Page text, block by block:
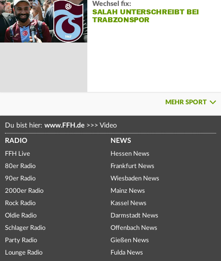
Wechsel fix:
SALAH UNTERSCHREIBT BEI
TRABZONSPOR
MEHR SPORT
Du bist hier: www.FFH.de >>> Video
RADIO
FFH Live
80er Radio
90er Radio
2000er Radio
Rock Radio
Oldie Radio
Schlager Radio
Party Radio
Lounge Radio
NEWS
Hessen News
Frankfurt News
Wiesbaden News
Mainz News
Kassel News
Darmstadt News
Offenbach News
Gießen News
Fulda News